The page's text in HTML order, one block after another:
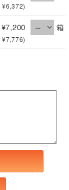
¥6,372)
¥7,200
¥7,776)
箱